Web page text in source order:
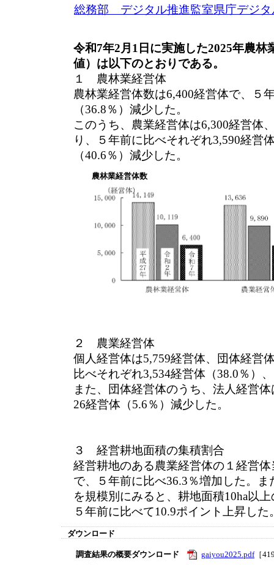
総務部 デジタル推進監室県庁デジ
令和7年2月1日に実施した2025年農
値）は以下のとおりである。
１ 農林業経営体
農林業経営体数は6,400経営体で、５
（36.8％）減少した。
このうち、農業経営体は6,300経営体
り、５年前に比べそれぞれ3,590経営
（40.6％）減少した。
農林業経営体数
２ 農業経営体
個人経営体は5,759経営体、団体経営
比べそれぞれ3,534経営体（38.0％）
また、団体経営体のうち、法人経営
26経営体（5.6％）減少した。
３ 経営耕地面積の集積割合
経営耕地のある農業経営体の１経営
で、５年前に比べ36.3％増加した。
を規模別にみると、耕地面積10ha以
５年前に比べて10.9ポイント上昇した
ダウンロード
調査結果の概要ダウンロード gaiyou2025.pdf［